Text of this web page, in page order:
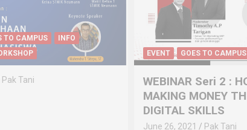
TO CAMPUS INFO
Seri 2 : HOW TO
GOES TO CAMPUS INFO
WEBINAR Seri 1 :
DIGITAL
June 18, 2021 Pak Tani